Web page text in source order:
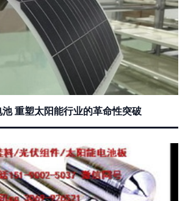
重塑太阳能行业的革命性突破